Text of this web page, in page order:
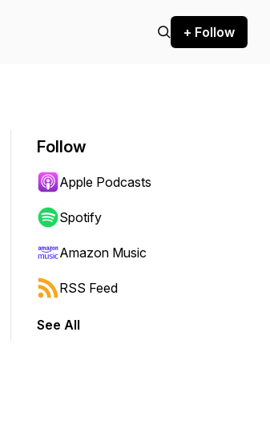
+ Follow
jump forward or backward.
Follow
Apple Podcasts
Spotify
Amazon Music
RSS Feed
See All